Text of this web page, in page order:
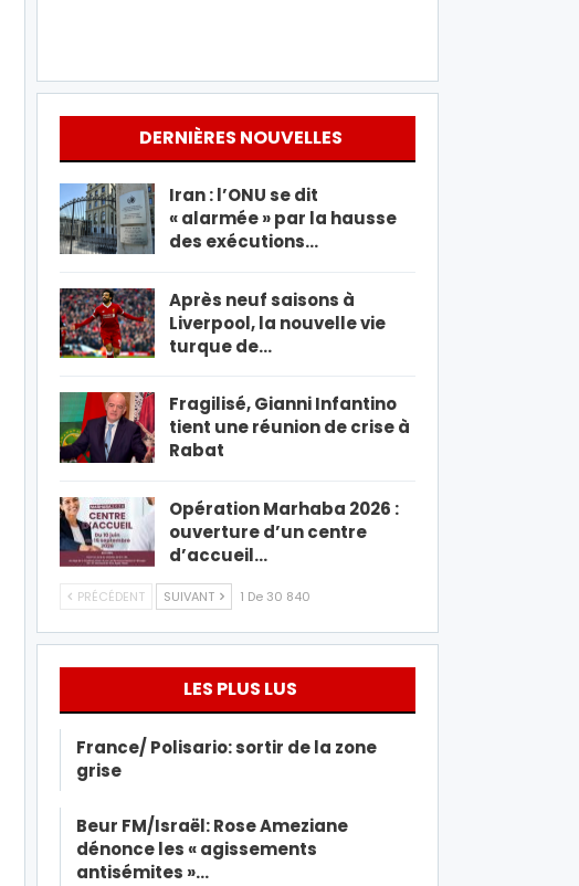
DERNIÈRES NOUVELLES
Iran : l’ONU se dit
« alarmée » par la hausse
des exécutions…
Après neuf saisons à
Liverpool, la nouvelle vie
turque de…
Fragilisé, Gianni Infantino
tient une réunion de crise à
Rabat
Opération Marhaba 2026 :
ouverture d’un centre
d’accueil…
PRÉCÉDENT SUIVANT 1 De 30 840
LES PLUS LUS
France/ Polisario: sortir de la zone
grise
Beur FM/Israël: Rose Ameziane
dénonce les « agissements
antisémites »…